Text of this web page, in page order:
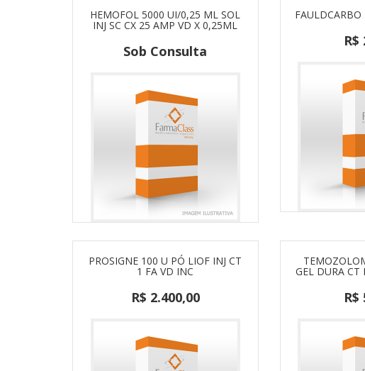
HEMOFOL 5000 UI/0,25 ML SOL
INJ SC CX 25 AMP VD X 0,25ML
Sob Consulta
FAULDCARBO
R$
PROSIGNE 100 U PÓ LIOF INJ CT
1 FA VD INC
R$ 2.400,00
GEL DURA CT
R$